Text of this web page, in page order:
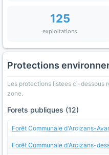
125
exploitations
Protections
Les protections listees ci-dessous
zone.
Forets publiques (12)
Forêt Communale d'Arcizans-
Forêt Communale d'Arcizans-